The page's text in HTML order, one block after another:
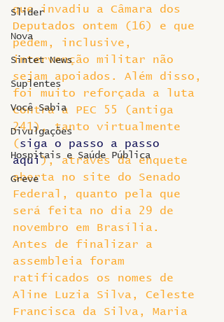
Slider
Nova
Sintet News
Suplentes
Você Sabia
Divulgações
Hospitais e Saúde Pública
Greve
que invadiu a Câmara dos
Deputados ontem (16) e que
pedem, inclusive,
intervenção militar não
sejam apoiados. Além disso,
foi muito reforçada a luta
contra a PEC 55 (antiga
241), tanto virtualmente
(siga o passo a passo
aqui), através da enquete
aberta no site do Senado
Federal, quanto pela que
será feita no dia 29 de
novembro em Brasília.
Antes de finalizar a
assembleia foram
ratificados os nomes de
Aline Luzia Silva, Celeste
Francisca da Silva, Maria